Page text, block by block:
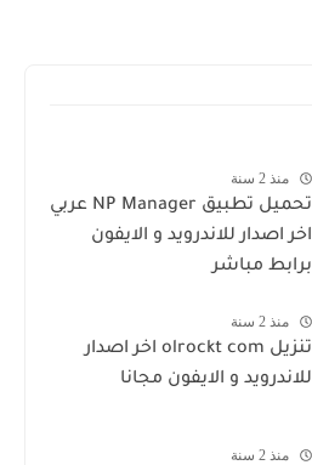
منذ 2 سنة
تحميل تطبيق NP Manager عربي
اخر اصدار للاندرويد و الايفون
برابط مباشر
منذ 2 سنة
تنزيل olrockt com اخر اصدار
للاندرويد و الايفون مجانا
منذ 2 سنة